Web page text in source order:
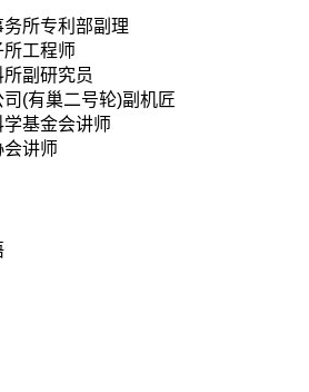
所专利部副理
工程师
副研究员
(有巢二号轮)副机匠
基金会讲师
讲师